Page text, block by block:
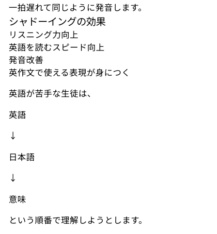
一拍遅れて同じように発音します。
シャドーイングの効果
リスニング力向上
英語を読むスピード向上
発音改善
英作文で使える表現が身につく
英語が苦手な生徒は、
英語
↓
日本語
↓
意味
という順番で理解しようとします。